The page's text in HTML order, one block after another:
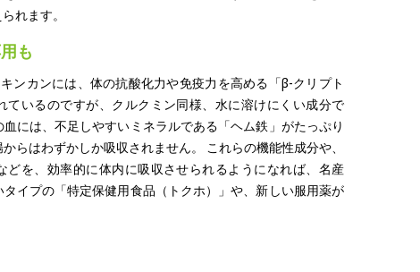
れます。
も
ンカンには、体の抗酸化力や免疫力を高める「β-クリプト
ているのですが、クルクミン同様、水に溶けにくい成分で
には、不足しやすいミネラルである「ヘム鉄」がたっぷり
らはわずかしか吸収されません。 これらの機能性成分や、
どを、効率的に体内に吸収させられるようになれば、名産
イプの「特定保健用食品（トクホ）」や、新しい服用薬が